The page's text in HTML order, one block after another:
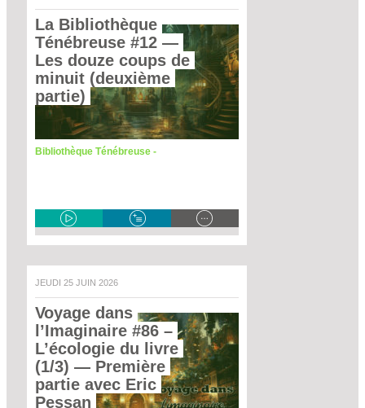
La Bibliothèque
Ténébreuse #12 —
Les douze coups de
minuit (deuxième
partie)
Bibliothèque Ténébreuse -
JEUDI 25 JUIN 2026
Voyage dans
l’Imaginaire #86 –
L’écologie du livre
(1/3) — Première
partie avec Eric
Pessan